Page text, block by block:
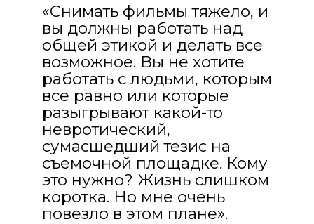
«Снимать фильмы тяжело, и
вы должны работать над
общей этикой и делать все
возможное. Вы не хотите
работать с людьми, которым
все равно или которые
разыгрывают какой-то
невротический,
сумасшедший тезис на
съемочной площадке. Кому
это нужно? Жизнь слишком
коротка. Но мне очень
повезло в этом плане».